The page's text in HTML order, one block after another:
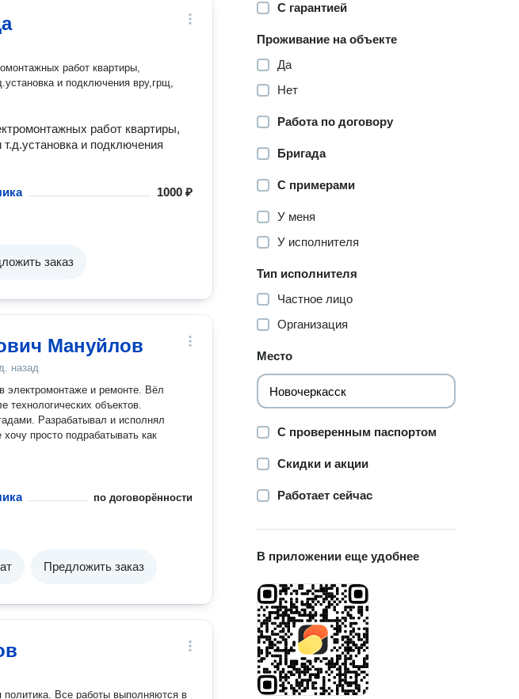
работ квартиры,
и подключения вру,грщ,
работ квартиры,
и подключения
1000 ₽
заказ
Мануйлов
назад
электромонтаже и ремонте. Вёл
технологических объектов.
Разрабатывал и исполнял
просто подрабатывать как
по договорённости
Предложить заказ
политика. Все работы выполняются в
С гарантией
Проживание на объекте
Да
Нет
Работа по договору
Бригада
С примерами
У меня
У исполнителя
Тип исполнителя
Частное лицо
Организация
Место
С проверенным паспортом
Скидки и акции
Работает сейчас
В приложении еще удобнее